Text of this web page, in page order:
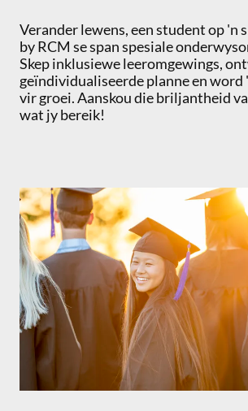
Verander lewens, een student op 'n
by RCM se span spesiale
Skep inklusiewe leeromgewings,
geïndividualiseerde planne en
vir groei. Aanskou die briljantheid
wat jy bereik!